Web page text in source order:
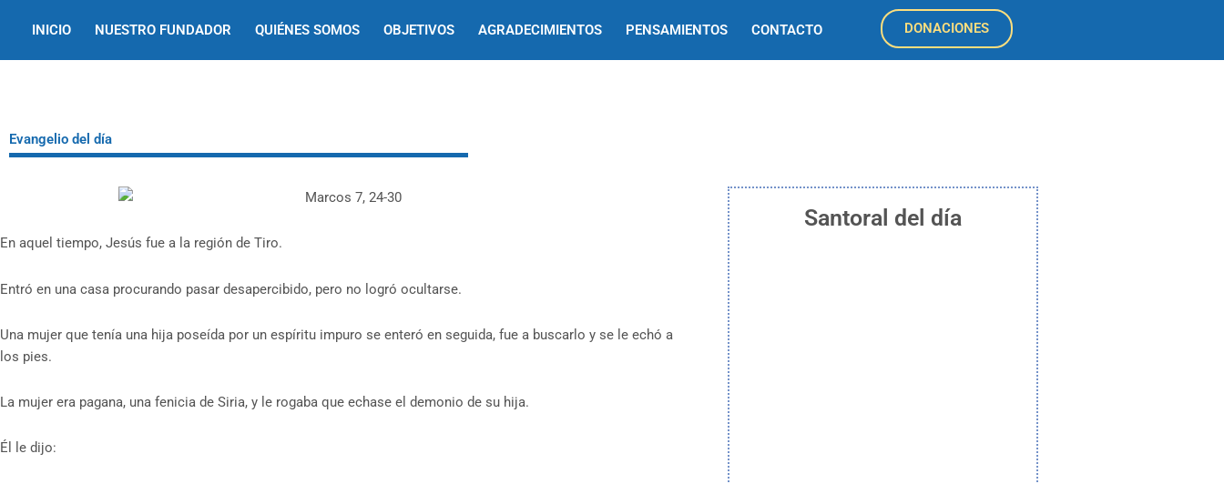
INICIO NUESTRO FUNDADOR QUIÉNES SOMOS OBJETIVOS AGRADECIMIENTOS PENSAMIENTOS CONTACTO DONACIONES
Evangelio del día
En aquel tiempo, Jesús fue a la región de Tiro.
Entró en una casa procurando pasar desapercibido, pero no logró ocultarse.
Una mujer que tenía una hija poseída por un espíritu impuro se enteró en seguida, fue a buscarlo y se le echó a
los pies.
La mujer era pagana, una fenicia de Siria, y le rogaba que echase el demonio de su hija.
Él le dijo:
Santoral del día